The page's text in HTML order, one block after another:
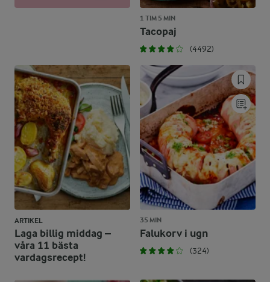
1 TIM 5 MIN
Tacopaj
(4492)
ARTIKEL
Laga billig middag –
våra 11 bästa
vardagsrecept!
35 MIN
Falukorv i ugn
(324)